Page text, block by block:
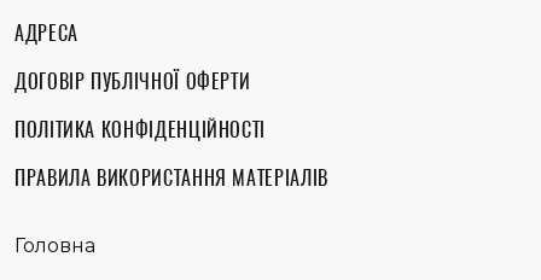
АДРЕСА
ДОГОВІР ПУБЛІЧНОЇ ОФЕРТИ
ПОЛІТИКА КОНФІДЕНЦІЙНОСТІ
ПРАВИЛА ВИКОРИСТАННЯ МАТЕРІАЛІВ
Головна